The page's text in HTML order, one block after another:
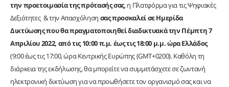
την προετοιμασία της πρότασής σας, η Πλατφόρμα για τις Ψηφιακές
Δεξιότητες & την Απασχόληση σας προσκαλεί σε Ημερίδα
Δικτύωσης που θα πραγματοποιηθεί διαδικτυακά την Πέμπτη 7
Απριλίου 2022, από τις 10:00 π.μ. έως τις 18:00 μ.μ. ώρα Ελλάδος
(9:00 έως τις 17:00, ώρα Κεντρικής Ευρώπης (GMT+0200). Καθόλη τη
διάρκεια της εκδήλωσης, θα μπορείτε να συμμετάσχετε σε ζωντανή
ηλεκτρονική δικτύωση για να προωθήσετε τον οργανισμό σας και να